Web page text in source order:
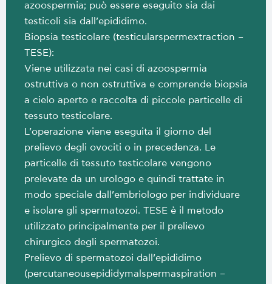
azoospermia; può essere eseguito sia dai
testicoli sia dall’epididimo.
Biopsia testicolare (testicularspermextraction –
TESE):
Viene utilizzata nei casi di azoospermia
ostruttiva o non ostruttiva e comprende biopsia
a cielo aperto e raccolta di piccole particelle di
tessuto testicolare.
L’operazione viene eseguita il giorno del
prelievo degli ovociti o in precedenza. Le
particelle di tessuto testicolare vengono
prelevate da un urologo e quindi trattate in
modo speciale dall’embriologo per individuare
e isolare gli spermatozoi. TESE è il metodo
utilizzato principalmente per il prelievo
chirurgico degli spermatozoi.
Prelievo di spermatozoi dall’epididimo
(percutaneousepididymalspermaspiration –